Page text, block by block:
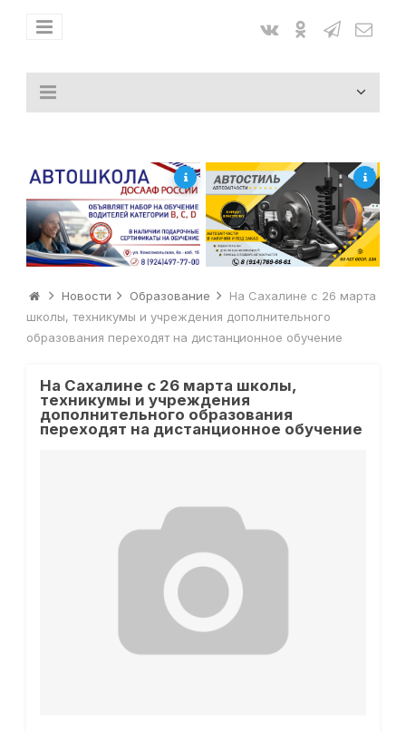
Новости Образование
На Сахалине с 26 марта
школы, техникумы и учреждения дополнительного
образования переходят на дистанционное обучение
На Сахалине с 26 марта школы,
техникумы и учреждения
дополнительного образования
переходят на дистанционное обучение